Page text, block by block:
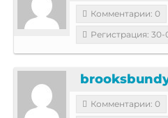
Комментарии: 0
Регистрация: 30-
Комментарии: 0